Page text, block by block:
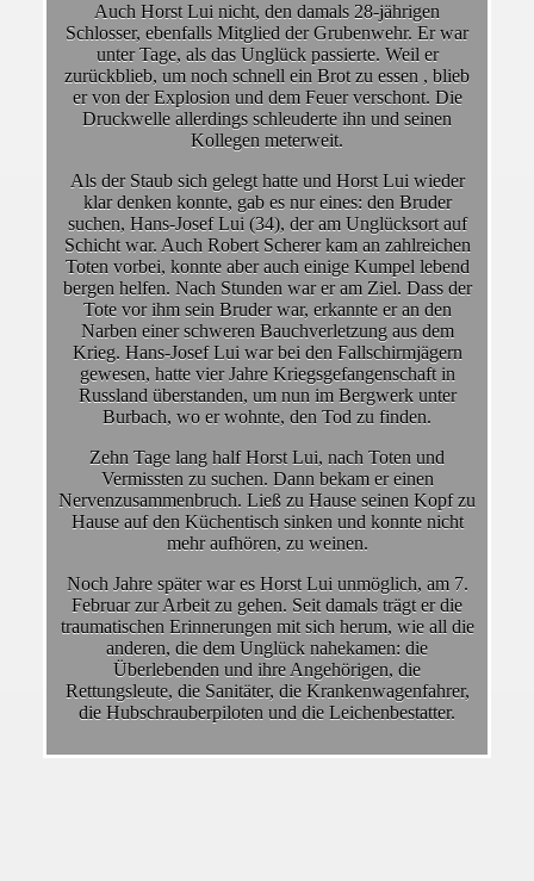
Auch Horst Lui nicht, den damals 28-jährigen
Schlosser, ebenfalls Mitglied der Grubenwehr. Er war
unter Tage, als das Unglück passierte. Weil er
zurückblieb, um noch schnell ein Brot zu essen , blieb
er von der Explosion und dem Feuer verschont. Die
Druckwelle allerdings schleuderte ihn und seinen
Kollegen meterweit.
Als der Staub sich gelegt hatte und Horst Lui wieder
klar denken konnte, gab es nur eines: den Bruder
suchen, Hans-Josef Lui (34), der am Unglücksort auf
Schicht war. Auch Robert Scherer kam an zahlreichen
Toten vorbei, konnte aber auch einige Kumpel lebend
bergen helfen. Nach Stunden war er am Ziel. Dass der
Tote vor ihm sein Bruder war, erkannte er an den
Narben einer schweren Bauchverletzung aus dem
Krieg. Hans-Josef Lui war bei den Fallschirmjägern
gewesen, hatte vier Jahre Kriegsgefangenschaft in
Russland überstanden, um nun im Bergwerk unter
Burbach, wo er wohnte, den Tod zu finden.
Zehn Tage lang half Horst Lui, nach Toten und
Vermissten zu suchen. Dann bekam er einen
Nervenzusammenbruch. Ließ zu Hause seinen Kopf zu
Hause auf den Küchentisch sinken und konnte nicht
mehr aufhören, zu weinen.
Noch Jahre später war es Horst Lui unmöglich, am 7.
Februar zur Arbeit zu gehen. Seit damals trägt er die
traumatischen Erinnerungen mit sich herum, wie all die
anderen, die dem Unglück nahekamen: die
Überlebenden und ihre Angehörigen, die
Rettungsleute, die Sanitäter, die Krankenwagenfahrer,
die Hubschrauberpiloten und die Leichenbestatter.